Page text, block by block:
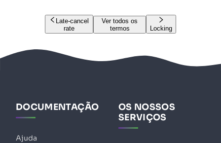
Late-cancel
rate
Ver todos os
termos
Locking
DOCUMENTAÇÃO
Ajuda
OS NOSSOS
SERVIÇOS